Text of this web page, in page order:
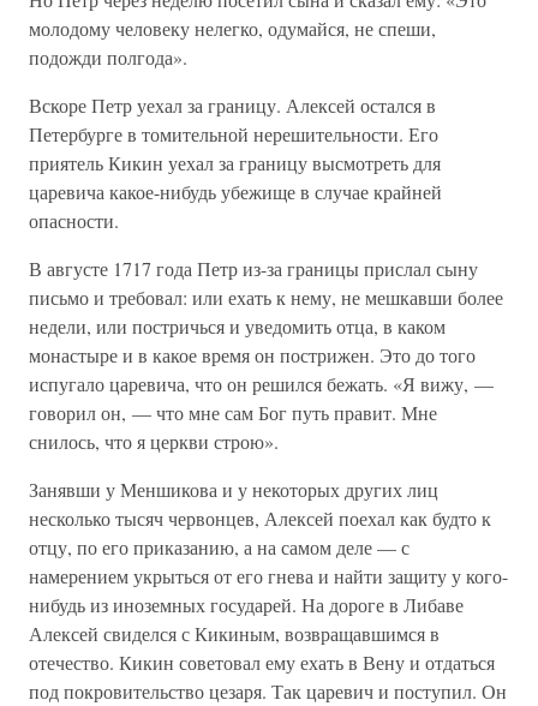
молодому человеку нелегко, одумайся, не спеши,
подожди полгода».
Вскоре Петр уехал за границу. Алексей остался в
Петербурге в томительной нерешительности. Его
приятель Кикин уехал за границу высмотреть для
царевича какое-нибудь убежище в случае крайней
опасности.
В августе 1717 года Петр из-за границы прислал сыну
письмо и требовал: или ехать к нему, не мешкавши более
недели, или постричься и уведомить отца, в каком
монастыре и в какое время он пострижен. Это до того
испугало царевича, что он решился бежать. «Я вижу, —
говорил он, — что мне сам Бог путь правит. Мне
снилось, что я церкви строю».
Занявши у Меншикова и у некоторых других лиц
несколько тысяч червонцев, Алексей поехал как будто к
отцу, по его приказанию, а на самом деле — с
намерением укрыться от его гнева и найти защиту у кого-
нибудь из иноземных государей. На дороге в Либаве
Алексей свиделся с Кикиным, возвращавшимся в
отечество. Кикин советовал ему ехать в Вену и отдаться
под покровительство цезаря. Так царевич и поступил. Он